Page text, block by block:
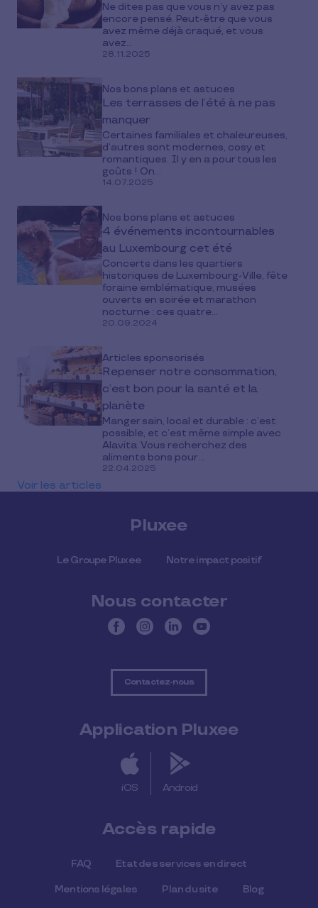
Ne dites pas que vous n’y avez pas
encore pensé. Peut-être que vous
avez même déjà craqué, et vous
avez...
28.11.2025
Nos bons plans et astuces
Les terrasses de l’été à ne pas
manquer
Certaines familiales et chaleureuses,
d’autres sont modernes, cosy et
romantiques. Il y en a pour tous les
goûts ! On...
14.07.2025
Nos bons plans et astuces
4 événements incontournables
au Luxembourg cet été
Concerts dans les quartiers
historiques de Luxembourg-Ville, fête
foraine emblématique, musées
ouverts en soirée et marathon
nocturne : ces quatre...
20.09.2024
Articles sponsorisés
Repenser notre consommation,
c’est bon pour la santé et la
planète
Manger sain, local et durable : c’est
possible, et c’est même simple avec
Alavita. Vous recherchez des
aliments bons pour...
22.04.2025
Voir les articles
Pluxee
Le Groupe Pluxee Notre impact positif
Nous contacter
Contactez-nous
Application Pluxee
iOS Android
Accès rapide
FAQ Etat des services en direct
Mentions légales Plan du site Blog